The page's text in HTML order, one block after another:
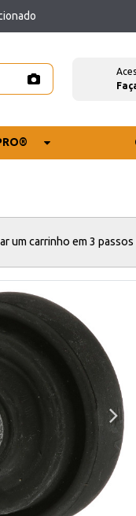
um carrinho em 3 passos